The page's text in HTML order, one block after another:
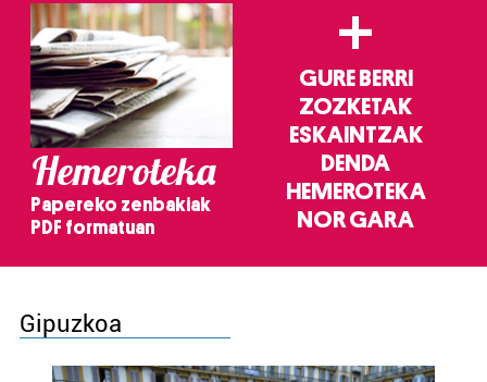
Hemeroteka
Papereko zenbakiak
PDF formatuan
+
GURE BERRI
ZOZKETAK
ESKAINTZAK
DENDA
HEMEROTEKA
NOR GARA
Gipuzkoa